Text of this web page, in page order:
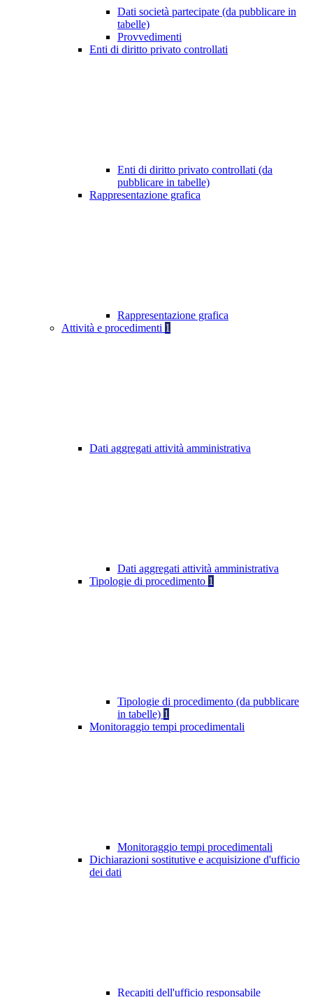
Dati società partecipate (da pubblicare in
tabelle)
Provvedimenti
Enti di diritto privato controllati
Enti di diritto privato controllati (da
pubblicare in tabelle)
Rappresentazione grafica
Rappresentazione grafica
Attività e procedimenti 1
Dati aggregati attività amministrativa
Dati aggregati attività amministrativa
Tipologie di procedimento 1
Tipologie di procedimento (da pubblicare
in tabelle) 1
Monitoraggio tempi procedimentali
Monitoraggio tempi procedimentali
Dichiarazioni sostitutive e acquisizione d'ufficio
dei dati
Recapiti dell'ufficio responsabile